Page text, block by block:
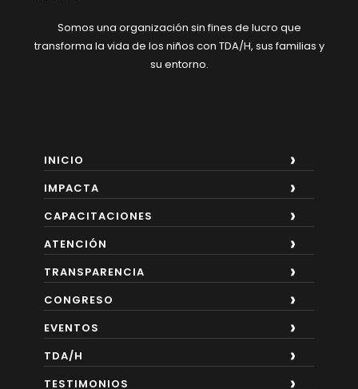
Somos una organización sin fines de lucro que
transforma la vida de los niños con TDA/H, sus familias y
su entorno.
INICIO
IMPACTA
CAPACITACIONES
ATENCIÓN
TRANSPARENCIA
CONGRESO
EVENTOS
TDA/H
TESTIMONIOS